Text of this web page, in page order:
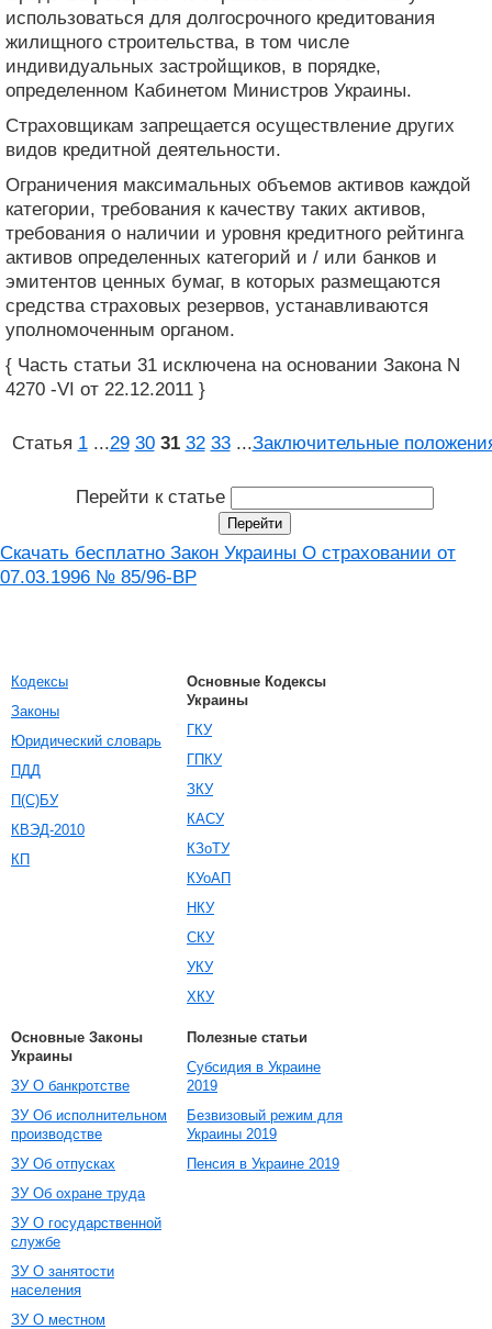
использоваться для долгосрочного кредитования
жилищного строительства, в том числе
индивидуальных застройщиков, в порядке,
определенном Кабинетом Министров Украины.
Страховщикам запрещается осуществление других
видов кредитной деятельности.
Ограничения максимальных объемов активов каждой
категории, требования к качеству таких активов,
требования о наличии и уровня кредитного рейтинга
активов определенных категорий и / или банков и
эмитентов ценных бумаг, в которых размещаются
средства страховых резервов, устанавливаются
уполномоченным органом.
{ Часть статьи 31 исключена на основании Закона N
4270 -VI от 22.12.2011 }
Статья 1 ...29 30 31 32 33 ...Заключительные
Перейти к статье
Скачать бесплатно Закон Украины О страховании от
07.03.1996 № 85/96-ВР
Кодексы
Законы
Юридический словарь
ПДД
П(С)БУ
КВЭД-2010
КП
Основные Кодексы
Украины
ГКУ
ГПКУ
ЗКУ
КАСУ
КЗоТУ
КУоАП
НКУ
СКУ
УКУ
ХКУ
Основные Законы
Украины
ЗУ О банкротстве
ЗУ Об исполнительном
производстве
ЗУ Об отпусках
ЗУ Об охране труда
ЗУ О государственной
службе
ЗУ О занятости
населения
ЗУ О местном
Полезные статьи
Субсидия в Украине
2019
Безвизовый режим для
Украины 2019
Пенсия в Украине 2019